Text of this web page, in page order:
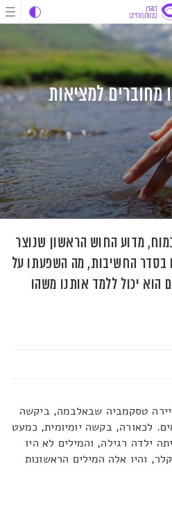
למציאות
מדוע החוש הראשון שנוצר
בסדר החשיבות, מה השפעתו על
הוא יכול ללמד אותנו משהו
בשנת 1887, בעיירה טסקמביה שבאלבמה, ביקשה
לכאורה, בקשה יומיומית, כמעט
ילדה רגילה, והמילים לא היו
והיו אלה המילים הראשונות